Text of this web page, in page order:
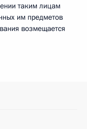
таким лицам
им предметов
возмещается